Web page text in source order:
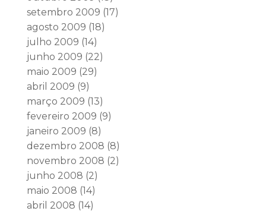
setembro 2009 (17)
agosto 2009 (18)
julho 2009 (14)
junho 2009 (22)
maio 2009 (29)
abril 2009 (9)
março 2009 (13)
fevereiro 2009 (9)
janeiro 2009 (8)
dezembro 2008 (8)
novembro 2008 (2)
junho 2008 (2)
maio 2008 (14)
abril 2008 (14)